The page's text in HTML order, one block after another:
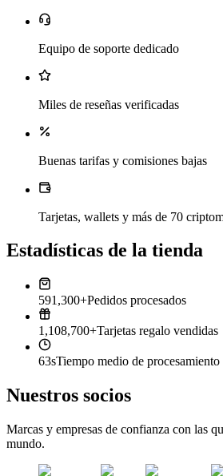
Equipo de soporte dedicado
Miles de reseñas verificadas
Buenas tarifas y comisiones bajas
Tarjetas, wallets y más de 70
Estadísticas de la tienda
591,300+Pedidos procesados
1,108,700+Tarjetas regalo vendidas
63sTiempo medio de procesamiento
Nuestros socios
Marcas y empresas de confianza con las
mundo.